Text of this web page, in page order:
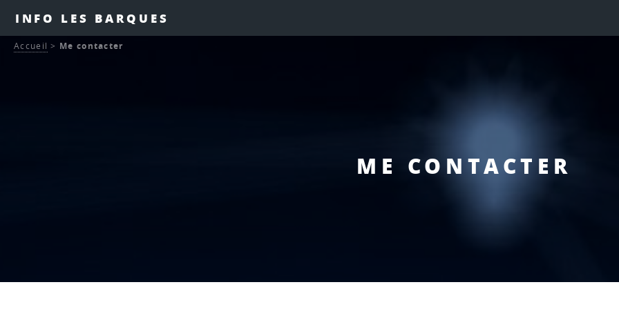
INFO LES BARQUES
ME CONTACTER
Accueil > Me contacter